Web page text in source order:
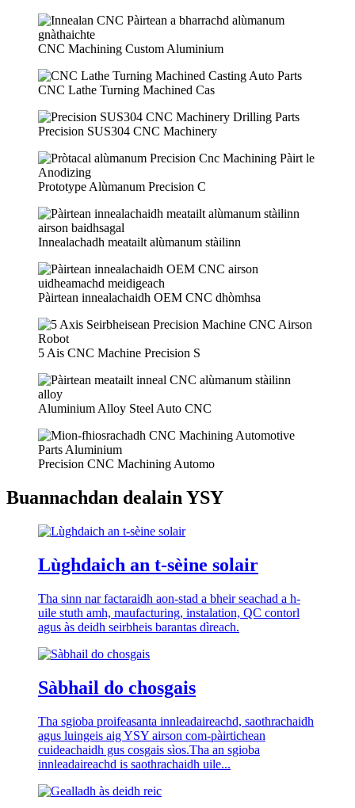
CNC Machining Custom Aluminium
CNC Lathe Turning Machined Cas
Precision SUS304 CNC Machinery
Prototype Alùmanum Precision C
Innealachadh meatailt alùmanum stàilinn
Pàirtean innealachaidh OEM CNC dhòmhsa
5 Ais CNC Machine Precision S
Aluminium Alloy Steel Auto CNC
Precision CNC Machining Automo
Buannachdan dealain YSY
Lùghdaich an t-sèine solair
Tha sinn nar factaraidh aon-stad a bheir seachad a h-
uile stuth amh, maufacturing, instalation, QC contorl
agus às deidh seirbheis barantas dìreach.
Sàbhail do chosgais
Tha sgioba proifeasanta innleadaireachd, saothrachaidh
agus luingeis aig YSY airson com-pàirtichean
cuideachaidh gus cosgais sìos.Tha an sgioba
innleadaireachd is saothrachaidh uile...